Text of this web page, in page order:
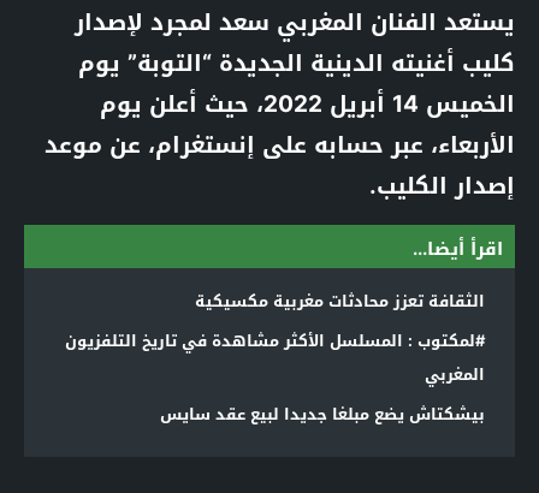
يستعد الفنان المغربي سعد لمجرد لإصدار
كليب أغنيته الدينية الجديدة “التوبة” يوم
الخميس 14 أبريل 2022، حيث أعلن يوم
الأربعاء، عبر حسابه على إنستغرام، عن موعد
إصدار الكليب.
اقرأ أيضا...
الثقافة تعزز محادثات مغربية مكسيكية
#لمكتوب : المسلسل الأكثر مشاهدة في تاريخ التلفزيون
المغربي
بيشكتاش يضع مبلغا جديدا لبيع عقد سايس